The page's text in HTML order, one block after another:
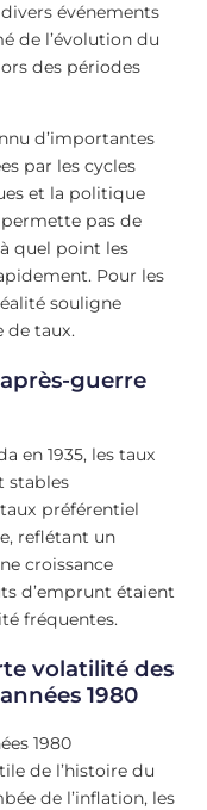
événements
de l’évolution du
des périodes
d’importantes
par les cycles
et la politique
pas de
quel point les
Pour les
souligne
de taux.
guerre
en 1935, les taux
stables
préférentiel
reflétant un
croissance
d’emprunt étaient
fréquentes.
volatilité des
1980
1980
de l’histoire du
de l’inflation, les